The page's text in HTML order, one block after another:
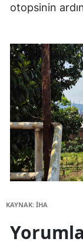
otopsinin
KAYNAK: İHA